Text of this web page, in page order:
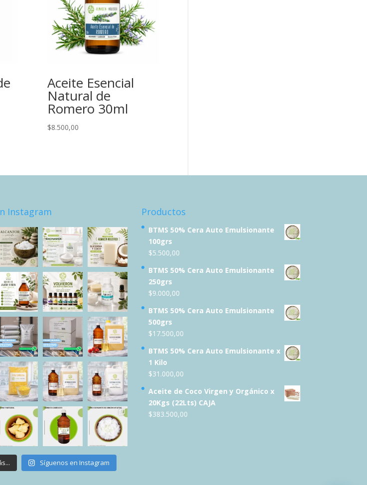
Aceite Esencial
Natural de
Romero 30ml
$8.500,00
Instagram
Síguenos en Instagram
Productos
BTMS 50% Cera Auto Emulsionante
100grs
$5.500,00
BTMS 50% Cera Auto Emulsionante
250grs
$9.000,00
BTMS 50% Cera Auto Emulsionante
500grs
$17.500,00
BTMS 50% Cera Auto Emulsionante x
1 Kilo
$31.000,00
Aceite de Coco Virgen y Orgánico x
20Kgs (22Lts) CAJA
$383.500,00